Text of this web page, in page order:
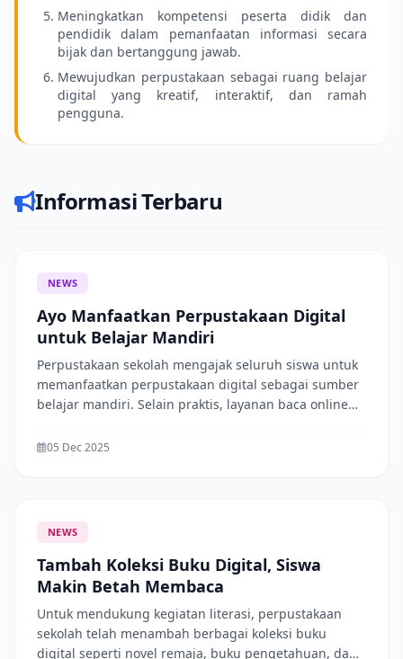
Meningkatkan kompetensi peserta didik dan
pendidik dalam pemanfaatan informasi secara
bijak dan bertanggung jawab.
Mewujudkan perpustakaan sebagai ruang belajar
digital yang kreatif, interaktif, dan ramah
pengguna.
Informasi Terbaru
NEWS
Ayo Manfaatkan Perpustakaan Digital
untuk Belajar Mandiri
Perpustakaan sekolah mengajak seluruh siswa untuk
memanfaatkan perpustakaan digital sebagai sumber
belajar mandiri. Selain praktis, layanan baca online
cepat dan akurat. Mari tingkatkan budaya literasi
05 Dec 2025
NEWS
Tambah Koleksi Buku Digital, Siswa
Makin Betah Membaca
Untuk mendukung kegiatan literasi, perpustakaan
sekolah telah menambah berbagai koleksi buku
digital seperti novel remaja, buku pengetahuan, dan